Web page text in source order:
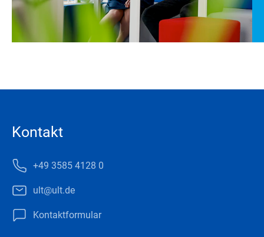
Kontakt
+49 3585 4128 0
ult@ult.de
Kontaktformular